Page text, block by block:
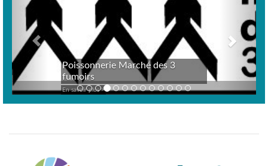
Poissonnerie Marché des 3
fumoirs
En savoir plus >